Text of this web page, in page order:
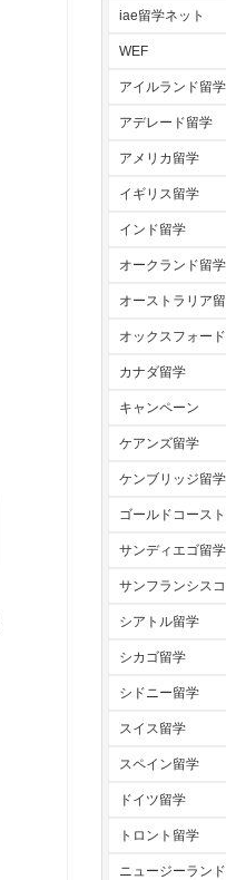
iae留学ネット
WEF
アイルランド留学
アデレード留学
アメリカ留学
イギリス留学
インド留学
オークランド留学
オーストラリア
オックスフォー
カナダ留学
キャンペーン
ケアンズ留学
ケンブリッジ留学
ゴールドコース
サンディエゴ留学
サンフランシス
シアトル留学
シカゴ留学
シドニー留学
スイス留学
スペイン留学
ドイツ留学
トロント留学
ニュージーラン